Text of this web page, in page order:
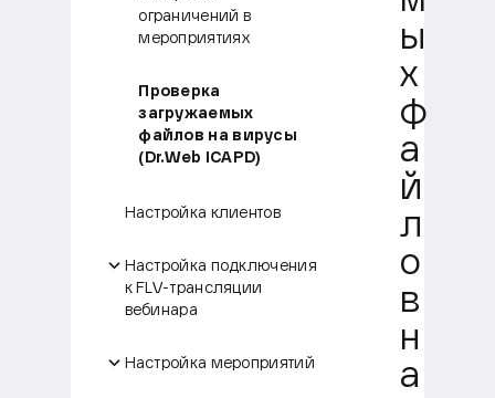
ограничений в
мероприятиях
Проверка
загружаемых
файлов на вирусы
(Dr.Web ICAPD)
Настройка клиентов
Настройка подключения
к FLV-трансляции
вебинара
Настройка мероприятий
ы
х
ф
а
й
л
о
в
н
а